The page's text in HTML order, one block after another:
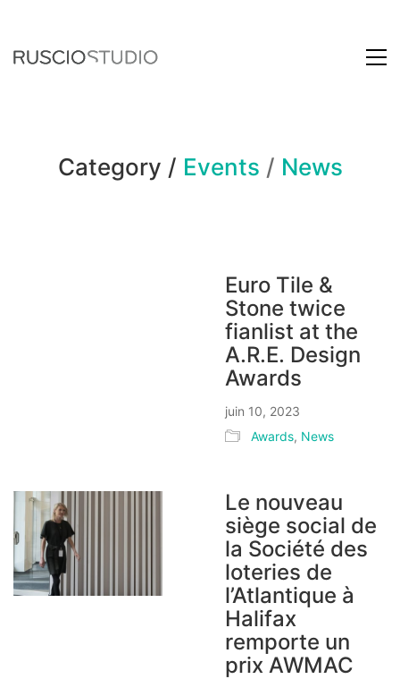
Category / Events / News
Euro Tile &
Stone twice
fianlist at the
A.R.E. Design
Awards
juin 10, 2023
Awards, News
Le nouveau
siège social de
la Société des
loteries de
l’Atlantique à
Halifax
remporte un
prix AWMAC